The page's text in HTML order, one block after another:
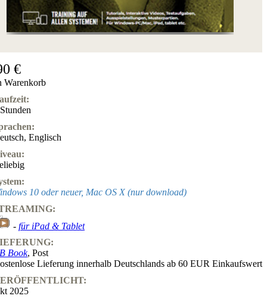
€
Warenkorb
, Englisch
10 oder neuer, Mac OS X (nur download)
- für iPad & Tablet
Book, Post
Lieferung innerhalb Deutschlands ab 60 EUR Einkaufswert
2025